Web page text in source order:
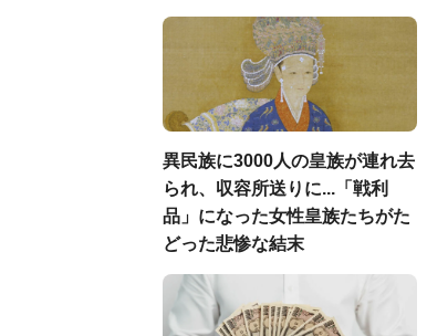
異民族に3000人の皇族が連れ去
られ、収容所送りに...「戦利
品」になった女性皇族たちがた
どった悲惨な結末